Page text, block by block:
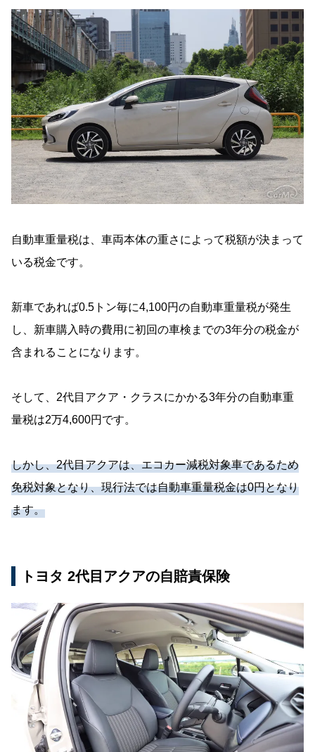
自動車重量税は、車両本体の重さによって税額が決まって
いる税金です。
新車であれば0.5トン毎に4,100円の自動車重量税が発生
し、新車購入時の費用に初回の車検までの3年分の税金が
含まれることになります。
そして、2代目アクア・クラスにかかる3年分の自動車重
量税は2万4,600円です。
しかし、2代目アクアは、エコカー減税対象車であるため
免税対象となり、現行法では自動車重量税金は0円となり
ます。
トヨタ 2代目アクアの自賠責保険